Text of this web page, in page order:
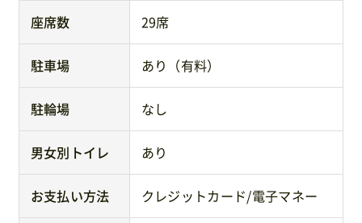
座席数 29席
駐車場 あり（有料）
駐輪場 なし
男女別トイレ あり
お支払い方法 クレジットカード/電子マネー